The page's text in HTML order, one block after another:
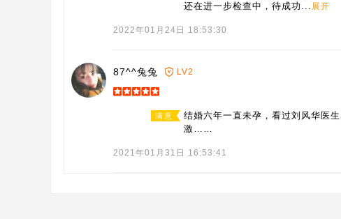
还在进一步检查中，待成功... 展开
2022年01月24日 18:53:30
87^^兔兔 LV2
满意
结婚六年一直未孕，看过刘风华医
激……
2021年01月31日 16:53:41